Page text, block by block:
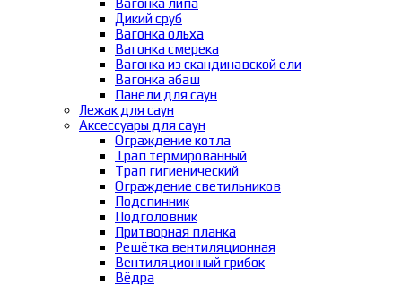
Вагонка липа
Дикий сруб
Вагонка ольха
Вагонка смерека
Вагонка из скандинавской ели
Вагонка абаш
Панели для саун
Лежак для саун
Аксессуары для саун
Ограждение котла
Трап термированный
Трап гигиенический
Ограждение светильников
Подспинник
Подголовник
Притворная планка
Решётка вентиляционная
Вентиляционный грибок
Вёдра